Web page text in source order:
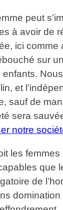
peut
à avoir de
ici
sur
et
sauf de
sera
notre
les
que
de